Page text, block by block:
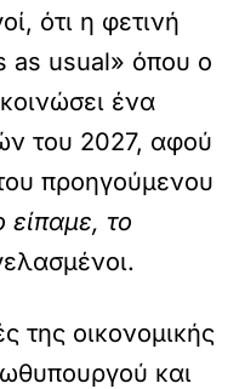
ότι η φετινή
as usual» όπου ο
ένα
του 2027, αφού
προηγούμενου
είπαμε, το
της οικονομικής
και